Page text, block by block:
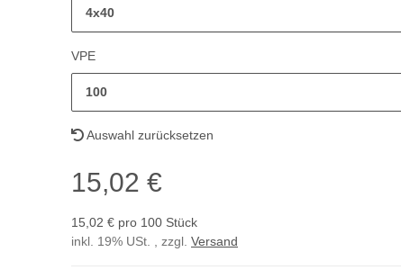
4x40
VPE
100
Auswahl zurücksetzen
15,02 €
15,02 € pro 100 Stück
inkl. 19% USt. , zzgl. Versand